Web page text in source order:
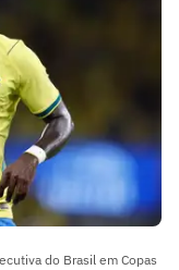
do Brasil em Copas